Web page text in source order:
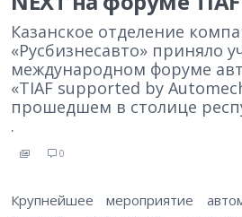
Казанское отделение
«Русбизнесавто» приняло
международном форуме
«TIAF supported by
прошедшем в столице
.
0
Крупнейшее мероприятие